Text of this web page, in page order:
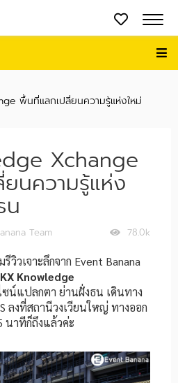
พื้นที่แลกเปลี่ยนความรู้แห่งใหม่
Xchange
นความรู้แห่ง
น
78.0k
Team
วเจาะลึกจาก Event Banana
KX Knowledge
ซน์แปลกตา ย่านฝั่งธน เดินทาง
ลงที่สถานีวงเวียนใหญ่ ทางออก
นาทีก็ถึงแล้วค่ะ